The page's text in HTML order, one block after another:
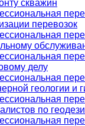
скважин
перевозок
делу
геологии и
по